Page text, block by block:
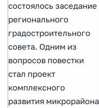
состоялось заседание
регионального
градостроительного
совета. Одним из
вопросов повестки
стал проект
комплексного
развития микрорайона